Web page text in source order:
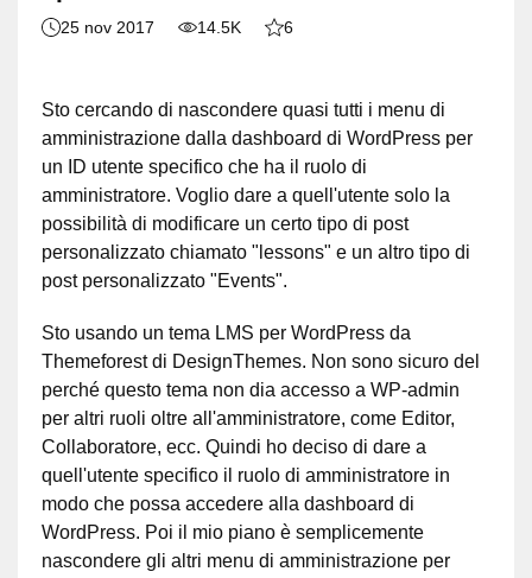
25 nov 2017 14.5K 6
Sto cercando di nascondere quasi tutti i menu di
amministrazione dalla dashboard di WordPress per
un ID utente specifico che ha il ruolo di
amministratore. Voglio dare a quell'utente solo la
possibilità di modificare un certo tipo di post
personalizzato chiamato "lessons" e un altro tipo di
post personalizzato "Events".
Sto usando un tema LMS per WordPress da
Themeforest di DesignThemes. Non sono sicuro del
perché questo tema non dia accesso a WP-admin
per altri ruoli oltre all'amministratore, come Editor,
Collaboratore, ecc. Quindi ho deciso di dare a
quell'utente specifico il ruolo di amministratore in
modo che possa accedere alla dashboard di
WordPress. Poi il mio piano è semplicemente
nascondere gli altri menu di amministrazione per